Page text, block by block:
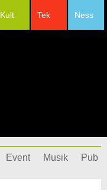
Ness
Tek
Kult
Event Musik Pub